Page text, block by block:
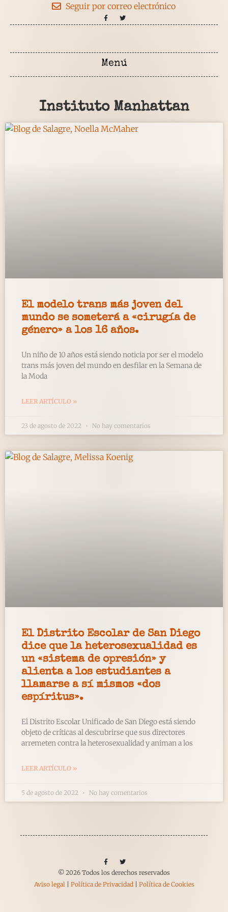
Seguir por correo electrónico
Instituto Manhattan
El modelo trans más joven del
mundo se someterá a «cirugía de
género» a los 16 años.
Un niño de 10 años está siendo noticia por ser el modelo
trans más joven del mundo en desfilar en la Semana de
la Moda
LEER ARTÍCULO »
23 de agosto de 2022 No hay comentarios
El Distrito Escolar de San Diego
dice que la heterosexualidad es
un «sistema de opresión» y
alienta a los estudiantes a
llamarse a sí mismos «dos
espíritus».
El Distrito Escolar Unificado de San Diego está siendo
objeto de críticas al descubrirse que sus directores
arremeten contra la heterosexualidad y animan a los
LEER ARTÍCULO »
5 de agosto de 2022 No hay comentarios
© 2026 Todos los derechos reservados
Aviso legal
Política de Privacidad Política de Cookies